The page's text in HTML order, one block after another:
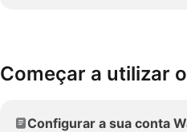
Começar a utilizar
Configurar a sua conta